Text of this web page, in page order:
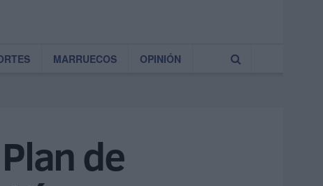
MARRUECOS OPINIÓN
de